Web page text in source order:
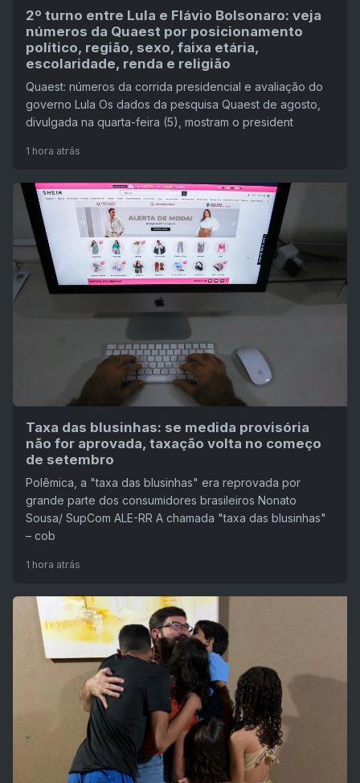
2º turno entre Lula e Flávio Bolsonaro: veja
números da Quaest por posicionamento
político, região, sexo, faixa etária,
escolaridade, renda e religião
Quaest: números da corrida presidencial e avaliação do
governo Lula Os dados da pesquisa Quaest de agosto,
divulgada na quarta-feira (5), mostram o president
1 hora atrás
Taxa das blusinhas: se medida provisória
não for aprovada, taxação volta no começo
de setembro
Polêmica, a "taxa das blusinhas" era reprovada por
grande parte dos consumidores brasileiros Nonato
Sousa/ SupCom ALE-RR A chamada "taxa das blusinhas"
– cob
1 hora atrás